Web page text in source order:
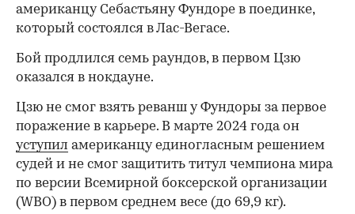
американцу Себастьяну Фундоре в поединке,
который состоялся в Лас-Вегасе.
Бой продлился семь раундов, в первом Цзю
оказался в нокдауне.
Цзю не смог взять реванш у Фундоры за первое
поражение в карьере. В марте 2024 года он
уступил американцу единогласным решением
судей и не смог защитить титул чемпиона мира
по версии Всемирной боксерской организации
(WBO) в первом среднем весе (до 69,9 кг).